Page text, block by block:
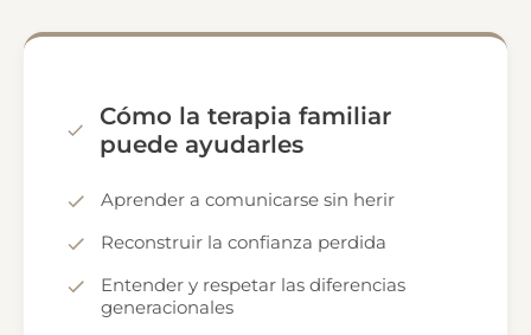
Cómo la terapia familiar
puede ayudarles
Aprender a comunicarse sin herir
Reconstruir la confianza perdida
Entender y respetar las diferencias
generacionales